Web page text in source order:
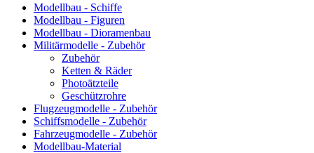
Modellbau - Schiffe
Modellbau - Figuren
Modellbau - Dioramenbau
Militärmodelle - Zubehör
Zubehör
Ketten & Räder
Photoätzteile
Geschützrohre
Flugzeugmodelle - Zubehör
Schiffsmodelle - Zubehör
Fahrzeugmodelle - Zubehör
Modellbau-Material